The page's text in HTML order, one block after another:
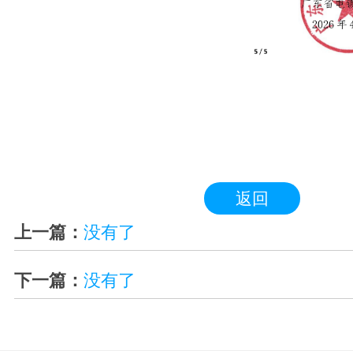
返回
上一篇： 没有了
下一篇： 没有了